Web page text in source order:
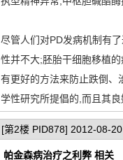
尽管人们对PD发病机制有
性并不大;胚胎干细胞移植
有更好的方法来防止跌倒、
学性研究所提倡的,而且其
[第2楼 PID878] 2012-08-
帕金森病治疗之利弊 相关